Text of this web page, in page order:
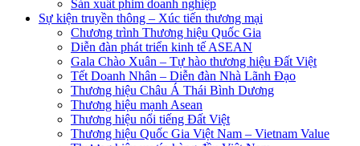
Sản xuất phim doanh nghiệp
Sự kiện truyền thông – Xúc tiến thương mại
Chương trình Thương hiệu Quốc Gia
Diễn đàn phát triển kinh tế ASEAN
Gala Chào Xuân – Tự hào thương hiệu Đất Việt
Tết Doanh Nhân – Diễn đàn Nhà Lãnh Đạo
Thương hiệu Châu Á Thái Bình Dương
Thương hiệu mạnh Asean
Thương hiệu nổi tiếng Đất Việt
Thương hiệu Quốc Gia Việt Nam – Vietnam Value